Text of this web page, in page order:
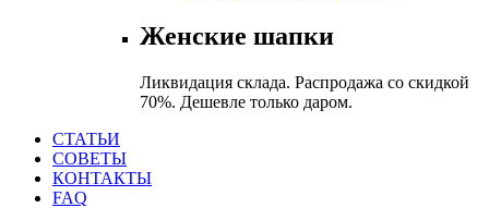
Женские шапки
Ликвидация склада. Распродажа со скидкой
70%. Дешевле только даром.
СТАТЬИ
СОВЕТЫ
КОНТАКТЫ
FAQ